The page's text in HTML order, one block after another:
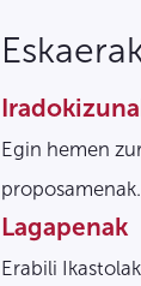
Egin hemen
proposamenak.
Lagapenak
Erabili